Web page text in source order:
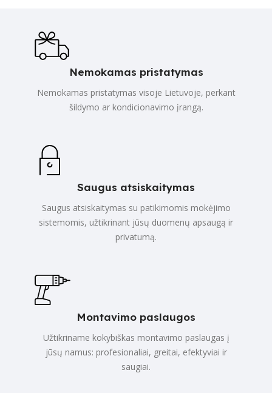
Nemokamas pristatymas
Nemokamas pristatymas visoje Lietuvoje, perkant
šildymo ar kondicionavimo įrangą.
Saugus atsiskaitymas
Saugus atsiskaitymas su patikimomis mokėjimo
sistemomis, užtikrinant jūsų duomenų apsaugą ir
privatumą.
Montavimo paslaugos
Užtikriname kokybiškas montavimo paslaugas į
jūsų namus: profesionaliai, greitai, efektyviai ir
saugiai.